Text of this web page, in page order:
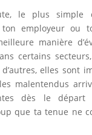
le plus simple
employeur ou
manière
certains
elles sont
malentendus
dès le
que ta tenue ne